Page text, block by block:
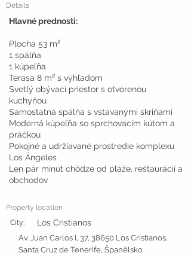
Details
Hlavné prednosti:
Plocha 53 m²
1 spálňa
1 kúpeľňa
Terasa 8 m² s výhľadom
Svetlý obývací priestor s otvorenou
kuchyňou
Samostatná spálňa s vstavanými skriňami
Moderná kúpeľňa so sprchovacím kútom a
práčkou
Pokojné a udržiavané prostredie komplexu
Los Ángeles
Len pár minút chôdze od pláže, reštaurácií a
obchodov
Property location
City:
Los Cristianos
Av. Juan Carlos I, 37, 38650 Los Cristianos,
Santa Cruz de Tenerife, Španělsko